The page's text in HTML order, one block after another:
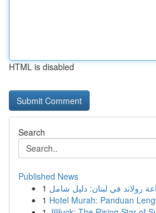
HTML is disabled
Search
Published News
1 رولاند في لبنان: دليل شامل
1 Hotel Murah: Panduan